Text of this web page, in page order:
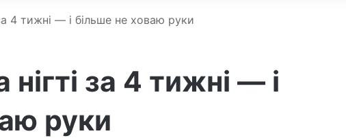
4 тижні — і більше не ховаю руки
за 4 тижні — і
руки